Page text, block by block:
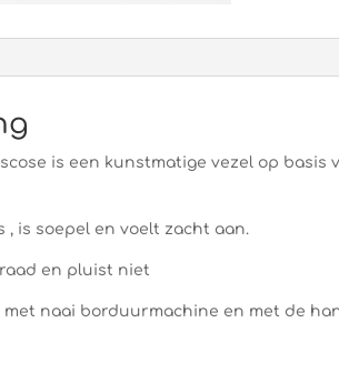
is een kunstmatige vezel op basis
, is soepel en voelt zacht aan.
en pluist niet
met naai borduurmachine en met de